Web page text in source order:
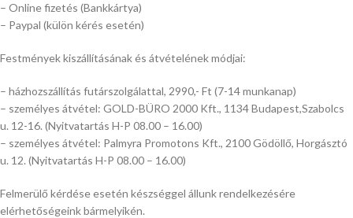
– Online fizetés (Bankkártya)
– Paypal (külön kérés esetén)
Festmények kiszállításának és átvételének módjai:
– házhozszállítás futárszolgálattal, 2990,- Ft (7-14 munkanap)
– személyes átvétel: GOLD-BÜRO 2000 Kft., 1134 Budapest,Szabolcs
u. 12-16. (Nyitvatartás H-P 08.00 – 16.00)
– személyes átvétel: Palmyra Promotons Kft., 2100 Gödöllő, Horgásztó
u. 12. (Nyitvatartás H-P 08.00 – 16.00)
Felmerülő kérdése esetén készséggel állunk rendelkezésére
elérhetőségeink bármelyikén.